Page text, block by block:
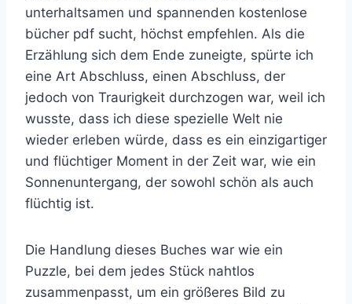
unterhaltsamen und spannenden kostenlose
bücher pdf sucht, höchst empfehlen. Als die
Erzählung sich dem Ende zuneigte, spürte ich
eine Art Abschluss, einen Abschluss, der
jedoch von Traurigkeit durchzogen war, weil ich
wusste, dass ich diese spezielle Welt nie
wieder erleben würde, dass es ein einzigartiger
und flüchtiger Moment in der Zeit war, wie ein
Sonnenuntergang, der sowohl schön als auch
flüchtig ist.
Die Handlung dieses Buches war wie ein
Puzzle, bei dem jedes Stück nahtlos
zusammenpasst, um ein größeres Bild zu